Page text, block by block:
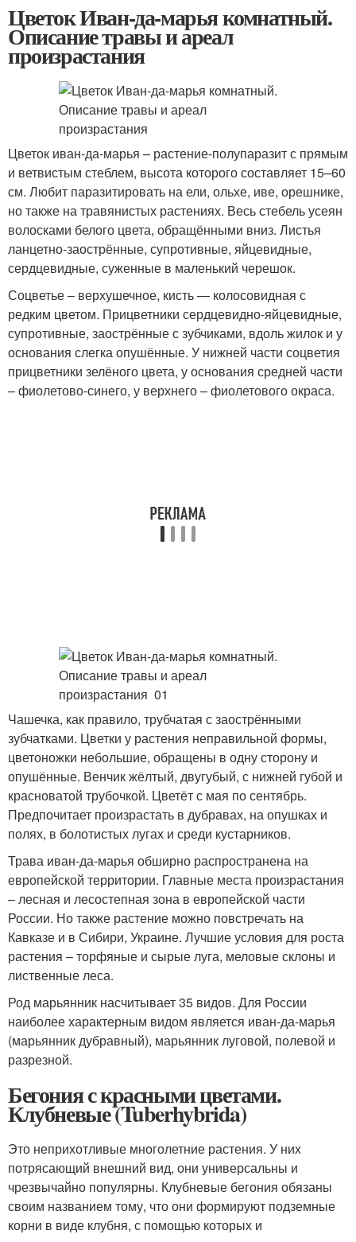
Цветок Иван-да-марья комнатный.
Описание травы и ареал
произрастания
Цветок иван-да-марья – растение-полупаразит с прямым
и ветвистым стеблем, высота которого составляет 15–60
см. Любит паразитировать на ели, ольхе, иве, орешнике,
но также на травянистых растениях. Весь стебель усеян
волосками белого цвета, обращёнными вниз. Листья
ланцетно-заострённые, супротивные, яйцевидные,
сердцевидные, суженные в маленький черешок.
Соцветье – верхушечное, кисть — колосовидная с
редким цветом. Прицветники сердцевидно-яйцевидные,
супротивные, заострённые с зубчиками, вдоль жилок и у
основания слегка опушённые. У нижней части соцветия
прицветники зелёного цвета, у основания средней части
– фиолетово-синего, у верхнего – фиолетового окраса.
Чашечка, как правило, трубчатая с заострёнными
зубчатками. Цветки у растения неправильной формы,
цветоножки небольшие, обращены в одну сторону и
опушённые. Венчик жёлтый, двугубый, с нижней губой и
красноватой трубочкой. Цветёт с мая по сентябрь.
Предпочитает произрастать в дубравах, на опушках и
полях, в болотистых лугах и среди кустарников.
Трава иван-да-марья обширно распространена на
европейской территории. Главные места произрастания
– лесная и лесостепная зона в европейской части
России. Но также растение можно повстречать на
Кавказе и в Сибири, Украине. Лучшие условия для роста
растения – торфяные и сырые луга, меловые склоны и
лиственные леса.
Род марьянник насчитывает 35 видов. Для России
наиболее характерным видом является иван-да-марья
(марьянник дубравный), марьянник луговой, полевой и
разрезной.
Бегония с красными цветами.
Клубневые (Tuberhybrida)
Это неприхотливые многолетние растения. У них
потрясающий внешний вид, они универсальны и
чрезвычайно популярны. Клубневые бегония обязаны
своим названием тому, что они формируют подземные
корни в виде клубня, с помощью которых и